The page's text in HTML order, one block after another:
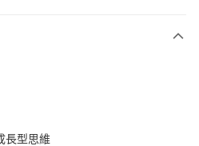
長型思維